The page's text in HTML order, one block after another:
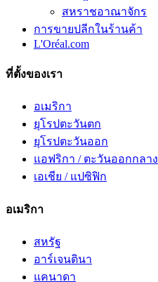
สหราชอาณาจักร
การขายปลีกในร้านค้า
L'Oréal.com
ที่ตั้งของเรา
อเมริกา
ยุโรปตะวันตก
ยุโรปตะวันออก
แอฟริกา / ตะวันออกกลาง
เอเชีย / แปซิฟิก
อเมริกา
สหรัฐ
อาร์เจนตินา
แคนาดา